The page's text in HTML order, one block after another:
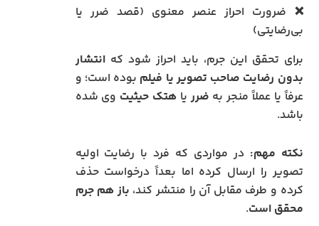
❌ ضرورت احراز عنصر معنوی (قصد ضرر یا
بی‌رضایتی)
برای تحقق این جرم، باید احراز شود کهانتشار
بدون رضایت صاحب تصویر یا فیلم بوده است؛ و
عرفاً یا عملاً منجر به ضرر یاهتک حیثیت وی شده
باشد.
نکته مهم: در مواردی که فرد با رضایت اولیه
تصویر را ارسال کرده اما بعداً درخواست حذف
کرده و طرف مقابل آن را منتشر کند، باز هم جرم
محقق است.